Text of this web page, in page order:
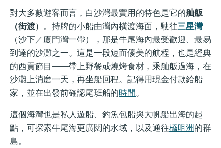
對大多數遊客而言，白沙灣最實用的特色是它的舢舨
（街渡） 。持牌的小船由灣內橫渡海面，駛往三星灣
（沙下／廈門灣一帶），那是牛尾海內最受歡迎、最易
到達的沙灘之一。這是一段短而優美的航程，也是經典
的西貢節目——帶上野餐或燒烤食材，乘舢舨過海，在
沙灘上消磨一天，再坐船回程。記得用現金付款給船
家，並在出發前確認尾班船的時間。
這個海灣也是私人遊船、釣魚包船與大帆船出海的起
點，可探索牛尾海更廣闊的水域，以及通往橋咀洲 的群
島。